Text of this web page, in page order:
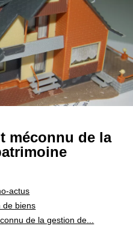
méconnu de la
actus
de biens
de la gestion de...